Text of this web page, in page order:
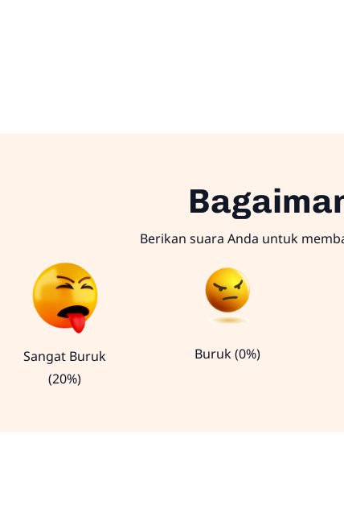
Berikan suara Anda untuk
Sangat Buruk
(20%)
Buruk (0%)